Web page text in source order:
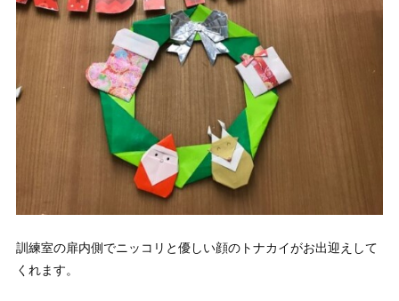
訓練室の扉内側でニッコリと優しい顔のトナカイがお出迎えして
くれます。